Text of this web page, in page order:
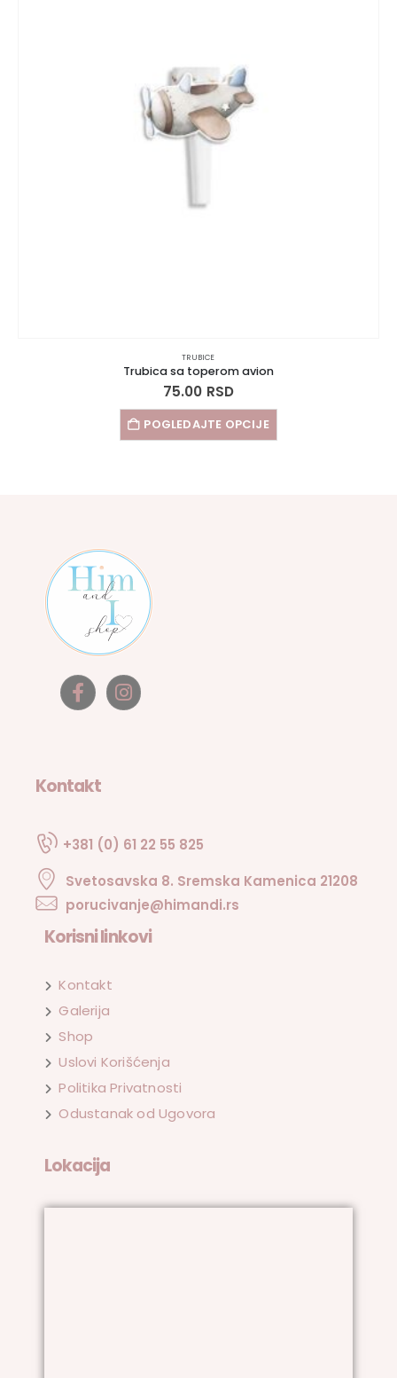
TRUBICE
Trubica sa toperom avion
75.00 RSD
POGLEDAJTE OPCIJE
Kontakt
+381 (0) 61 22 55 825
Svetosavska 8. Sremska Kamenica 21208
porucivanje@himandi.rs
Korisni linkovi
Kontakt
Galerija
Shop
Uslovi Korišćenja
Politika Privatnosti
Odustanak od Ugovora
Lokacija